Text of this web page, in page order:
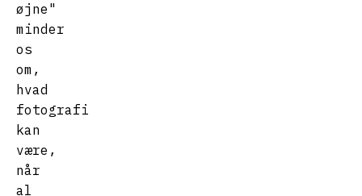
øjne"
minder
os
om,
hvad
fotografi
kan
være,
når
al